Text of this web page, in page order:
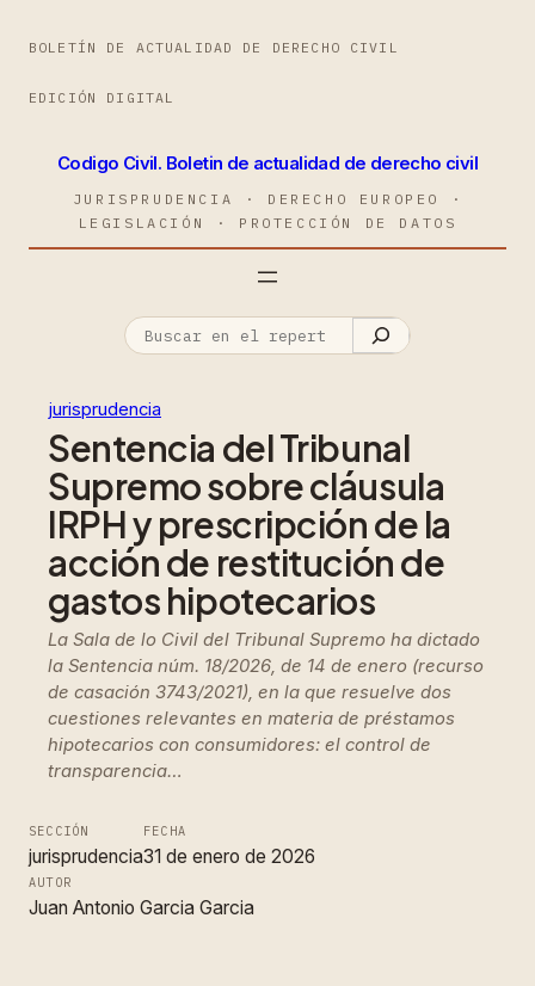
BOLETÍN DE ACTUALIDAD DE DERECHO CIVIL
EDICIÓN DIGITAL
Codigo Civil. Boletin de actualidad de derecho civil
JURISPRUDENCIA · DERECHO EUROPEO ·
LEGISLACIÓN · PROTECCIÓN DE DATOS
jurisprudencia
Sentencia del Tribunal
Supremo sobre cláusula
IRPH y prescripción de la
acción de restitución de
gastos hipotecarios
La Sala de lo Civil del Tribunal Supremo ha dictado
la Sentencia núm. 18/2026, de 14 de enero (recurso
de casación 3743/2021), en la que resuelve dos
cuestiones relevantes en materia de préstamos
hipotecarios con consumidores: el control de
transparencia…
SECCIÓN
jurisprudencia
FECHA
31 de enero de 2026
AUTOR
Juan Antonio Garcia Garcia